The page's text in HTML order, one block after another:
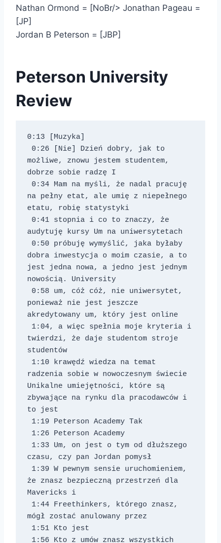
Nathan Ormond = [NoBr/> Jonathan Pageau =
[JP]
Jordan B Peterson = [JBP]
Peterson University
Review
0:13 [Muzyka]
możliwe, znowu jestem studentem,
dobrze sobie radzę I
na pełny etat, ale umię z niepełnego
etatu, robię statystyki
audytuję kursy Um na uniwersytetach
dobra inwestycja o moim czasie, a to
jest jedna nowa, a jedno jest jednym
nowością. University
ponieważ nie jest jeszcze
akredytowany um, który jest online
twierdzi, że daje studentom stroje
studentów
radzenia sobie w nowoczesnym świecie
Unikalne umiejętności, które są
zbywające na rynku dla pracodawców i
to jest
1:19 Peterson Academy Tak
1:26 Peterson Academy
czasu, czy pan Jordan pomysł
że znasz bezpieczną przestrzeń dla
Mavericks i
mógł zostać anulowany przez
1:51 Kto jest